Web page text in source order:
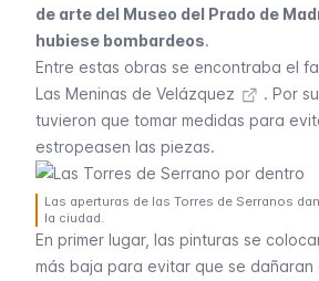
de arte del Museo del Prado de
hubiese bombardeos.
Entre estas obras se encontraba el
Las Meninas de Velázquez
. Por
tuvieron que tomar medidas para
estropeasen las piezas.
Las aperturas de las Torres de Serranos
la ciudad.
En primer lugar, las pinturas se
más baja para evitar que se dañaran